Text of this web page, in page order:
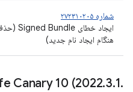
شماره ۲۷۲۳۱۰۲۰۵
هنگام ایجاد نام جدید)
Canary 10 (2022.3.1.